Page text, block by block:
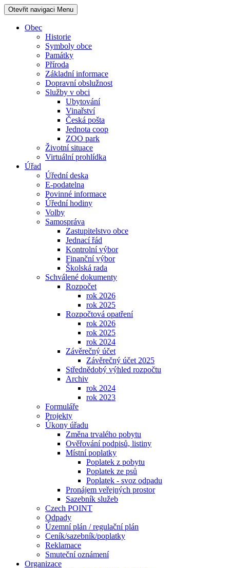
Otevřit navigaci Menu
Obec
Historie
Symboly obce
Památky
Příroda
Základní informace
Dopravní obslužnost
Služby v obci
Ubytování
Vinařství
Česká pošta
Jednota coop
ZOO park
Životní situace
Virtuální prohlídka
Úřad
Úřední deska
E-podatelna
Povinné informace
Úřední hodiny
Volby
Samospráva
Zastupitelstvo obce
Jednací řád
Kontrolní výbor
Finanční výbor
Školská rada
Schválené dokumenty
Rozpočet
rok 2026
rok 2025
Rozpočtová opatření
rok 2026
rok 2025
rok 2024
Závěrečný účet
Závěrečný účet 2025
Střednědobý výhled rozpočtu
Archiv
rok 2024
rok 2023
Formuláře
Projekty
Úkony úřadu
Změna trvalého pobytu
Ověřování podpisů, listiny
Místní poplatky
Poplatek z pobytu
Poplatek ze psů
Poplatek - svoz odpadu
Pronájem veřejných prostor
Sazebník služeb
Czech POINT
Odpady
Územní plán / regulační plán
Ceník/sazebník/poplatky
Reklamace
Smuteční oznámení
Organizace